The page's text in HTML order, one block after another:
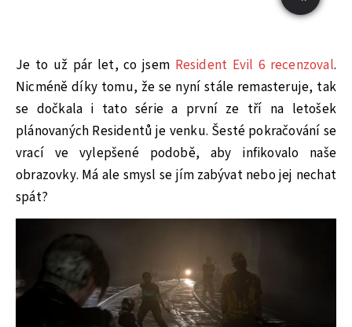
Je to už pár let, co jsem Resident Evil 6 recenzoval.
Nicméně díky tomu, že se nyní stále remasteruje, tak
se dočkala i tato série a první ze tří na letošek
plánovaných Residentů je venku. Šesté pokračování se
vrací ve vylepšené podobě, aby infikovalo naše
obrazovky. Má ale smysl se jím zabývat nebo jej nechat
spát?